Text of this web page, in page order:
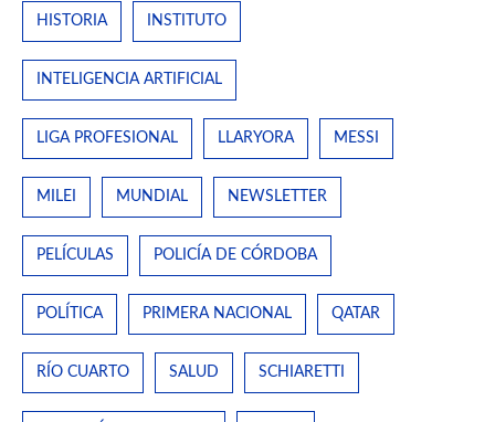
HISTORIA INSTITUTO
INTELIGENCIA ARTIFICIAL
LIGA PROFESIONAL LLARYORA MESSI
MILEI MUNDIAL NEWSLETTER
PELÍCULAS POLICÍA DE CÓRDOBA
POLÍTICA PRIMERA NACIONAL QATAR
RÍO CUARTO SALUD SCHIARETTI